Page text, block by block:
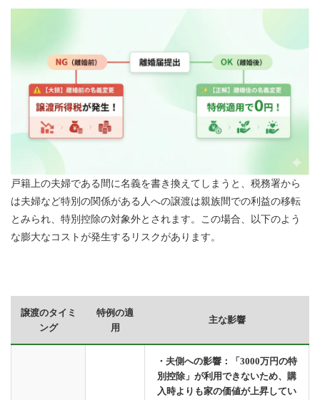
戸籍上の夫婦である間に名義を書き換えてしまうと、税務署から
は夫婦など特別の関係がある人への譲渡は親族間での利益の移転
とみられ、特別控除の対象外とされます。この場合、以下のよう
な膨大なコストが発生するリスクがあります。
譲渡のタイミ
ング
特例の適
用
主な影響
・夫側への影響：「3000万円の特
別控除」が利用できないため、購
入時よりも家の価値が上昇してい